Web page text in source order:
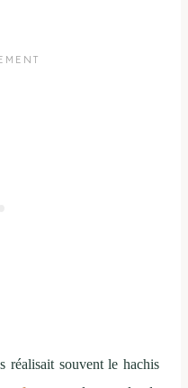
réalisait souvent le hachis